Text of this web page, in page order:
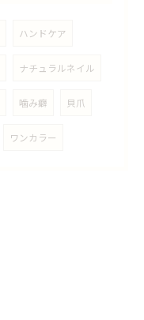
ハンドケア
ナチュラルネイル
噛み癖 貝爪
ワンカラー